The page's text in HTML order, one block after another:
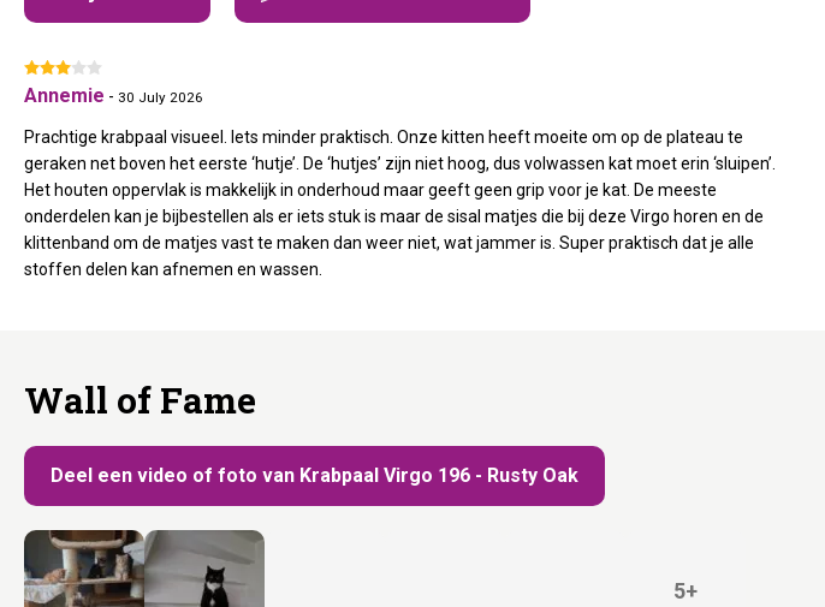
Annemie - 30 July 2026
Prachtige krabpaal visueel. Iets minder praktisch. Onze kitten heeft moeite om op de plateau te
geraken net boven het eerste ‘hutje’. De ‘hutjes’ zijn niet hoog, dus volwassen kat moet erin ‘sluipen’.
Het houten oppervlak is makkelijk in onderhoud maar geeft geen grip voor je kat. De meeste
onderdelen kan je bijbestellen als er iets stuk is maar de sisal matjes die bij deze Virgo horen en de
klittenband om de matjes vast te maken dan weer niet, wat jammer is. Super praktisch dat je alle
stoffen delen kan afnemen en wassen.
Wall of Fame
Deel een video of foto van Krabpaal Virgo 196 - Rusty Oak
5+